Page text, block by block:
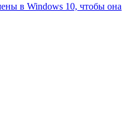
в Windows 10, чтобы она